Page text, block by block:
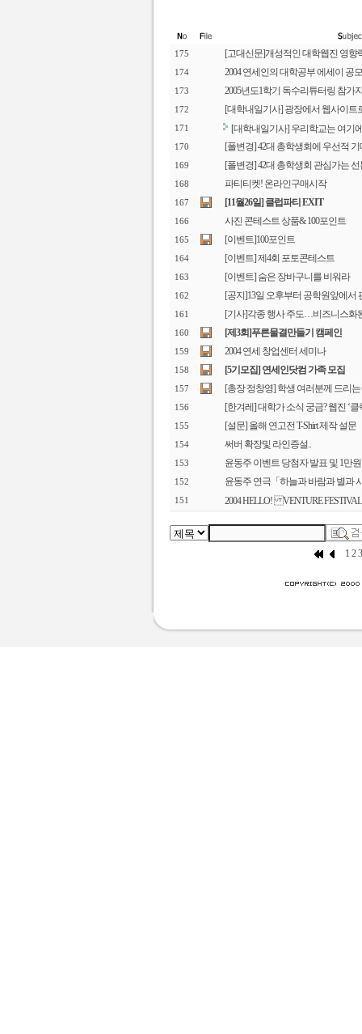
175 [고대신문]개성적인 대학웹진 영향
174 2004 연세인의 대학공부 에세이 공
173 2005년도1학기 독수리튜터링 참가
172 [대학내일기사] 광장에서 웹사이트
171 [대학내일기사] 우리학교는 여기
170 [폴변경] 42대 총학생회에 우선적
169 [폴변경] 42대 총학생회 관심가는 선
168 파티티켓! 온라인구매시작
167 [11월26일] 클럽파티 EXIT
166 사진 콘테스트 상품& 100포인트
165 [이벤트]100포인트
164 [이벤트] 제4회 포토콘테스트
163 [이벤트] 숨은 장바구니를 비워라
162 [공지]13일 오후부터 공학원앞에서
161 [기사]각종 행사 주도…비즈니스화
160 [제3회]푸른물결만들기 캠페인
159 2004 연세 창업센터 세미나
158 [5기모집] 연세인닷컴 가족 모집
157 [총장 정창영] 학생 여러분께 드리
156 [한겨레] 대학가 소식 궁금? 웹진 ‘클
155 [설문] 올해 연고전 T-Shirt 제작 설문
154 써버 확장및 라인증설..
153 윤동주 이벤트 당첨자 발표 및 1만
152 윤동주 연극「하늘과 바람과 별과
151 2004 HELLO! VENTURE
1 2 3